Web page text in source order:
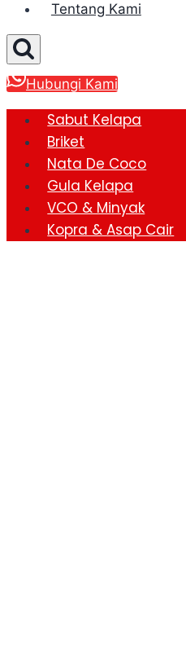
Tentang Kami
Hubungi Kami
Sabut Kelapa
Briket
Nata De Coco
Gula Kelapa
VCO & Minyak
Kopra & Asap Cair